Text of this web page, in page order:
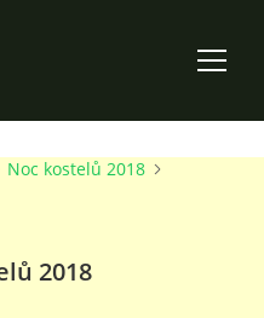
Noc kostelů 2018
2018